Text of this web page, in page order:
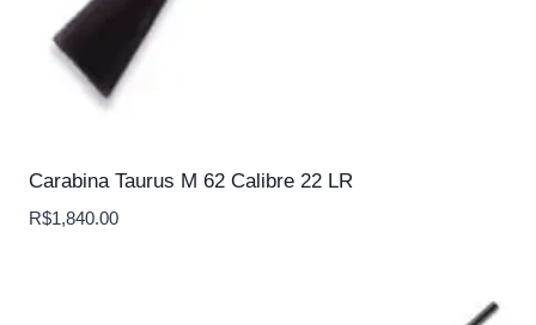
Carabina Taurus M 62 Calibre 22 LR
R$1,840.00